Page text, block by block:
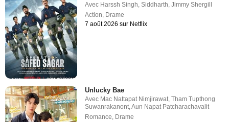
Avec Harssh Singh,Siddharth,Jimmy Shergill
Action, Drame
7 août 2026 sur Netflix
Unlucky Bae
Avec Mac Nattapat Nimjirawat,Tham Tupthong
Suwanrakanont,Aun Napat Patcharachavalit
Romance, Drame